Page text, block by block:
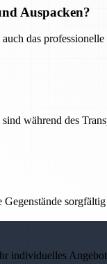
Auspacken?
das
während des
individuelles